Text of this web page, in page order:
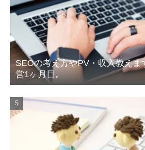
SEOの考え方やPV・収入教えま
営1ヶ月目。